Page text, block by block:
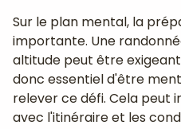
Sur le plan mental, la
importante. Une
altitude peut être
donc essentiel d'être
relever ce défi. Cela peut
avec l'itinéraire et les